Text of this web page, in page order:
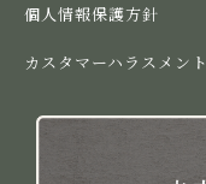
個人情報保護方針
カスタマーハラスメント